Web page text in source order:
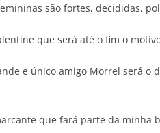
são fortes, decididas,
que será até o fim o
e único amigo Morrel será o
que fará parte da minha